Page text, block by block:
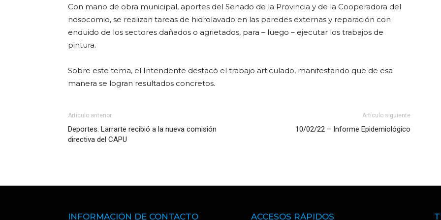
Con mano de obra municipal, aportes del Senado de la Provincia y de la Cooperadora del
nosocomio, se realizan tareas de hidrolavado en las paredes externas y reparación con
enduido de los sectores dañados o agrietados, para – luego – ejecutar los trabajos de
pintura.
Sobre este tema, el Intendente destacó el trabajo articulado, manifestando que de esa
manera se logran resultados concretos.
Artículo anterior
Deportes: Larrarte recibió a la nueva comisión
directiva del CAPU
Artículo siguiente
10/02/22 – Informe Epidemiológico
INFORMACIÓN DE CONTACTO ACCESOS RÁPIDOS